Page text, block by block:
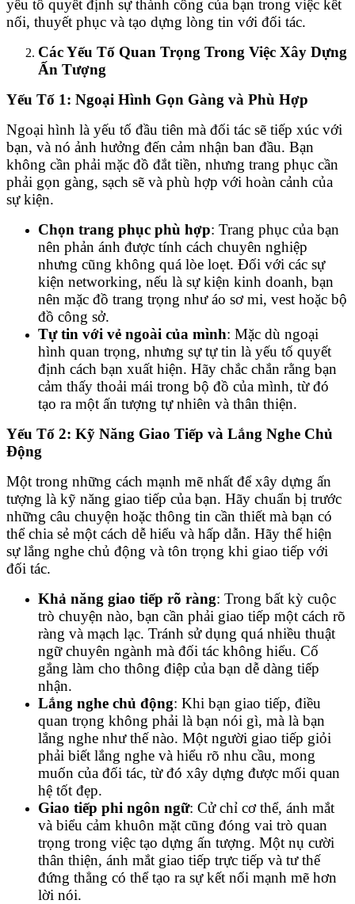
yếu tố quyết định sự thành công của bạn trong việc kết
nối, thuyết phục và tạo dựng lòng tin với đối tác.
Các Yếu Tố Quan Trọng Trong Việc Xây Dựng
Ấn Tượng
Yếu Tố 1: Ngoại Hình Gọn Gàng và Phù Hợp
Ngoại hình là yếu tố đầu tiên mà đối tác sẽ tiếp xúc với
bạn, và nó ảnh hưởng đến cảm nhận ban đầu. Bạn
không cần phải mặc đồ đắt tiền, nhưng trang phục cần
phải gọn gàng, sạch sẽ và phù hợp với hoàn cảnh của
sự kiện.
Chọn trang phục phù hợp: Trang phục của bạn
nên phản ánh được tính cách chuyên nghiệp
nhưng cũng không quá lòe loẹt. Đối với các sự
kiện networking, nếu là sự kiện kinh doanh, bạn
nên mặc đồ trang trọng như áo sơ mi, vest hoặc bộ
đồ công sở.
Tự tin với vẻ ngoài của mình: Mặc dù ngoại
hình quan trọng, nhưng sự tự tin là yếu tố quyết
định cách bạn xuất hiện. Hãy chắc chắn rằng bạn
cảm thấy thoải mái trong bộ đồ của mình, từ đó
tạo ra một ấn tượng tự nhiên và thân thiện.
Yếu Tố 2: Kỹ Năng Giao Tiếp và Lắng Nghe Chủ
Động
Một trong những cách mạnh mẽ nhất để xây dựng ấn
tượng là kỹ năng giao tiếp của bạn. Hãy chuẩn bị trước
những câu chuyện hoặc thông tin cần thiết mà bạn có
thể chia sẻ một cách dễ hiểu và hấp dẫn. Hãy thể hiện
sự lắng nghe chủ động và tôn trọng khi giao tiếp với
đối tác.
Khả năng giao tiếp rõ ràng: Trong bất kỳ cuộc
trò chuyện nào, bạn cần phải giao tiếp một cách rõ
ràng và mạch lạc. Tránh sử dụng quá nhiều thuật
ngữ chuyên ngành mà đối tác không hiểu. Cố
gắng làm cho thông điệp của bạn dễ dàng tiếp
nhận.
Lắng nghe chủ động: Khi bạn giao tiếp, điều
quan trọng không phải là bạn nói gì, mà là bạn
lắng nghe như thế nào. Một người giao tiếp giỏi
phải biết lắng nghe và hiểu rõ nhu cầu, mong
muốn của đối tác, từ đó xây dựng được mối quan
hệ tốt đẹp.
Giao tiếp phi ngôn ngữ: Cử chỉ cơ thể, ánh mắt
và biểu cảm khuôn mặt cũng đóng vai trò quan
trọng trong việc tạo dựng ấn tượng. Một nụ cười
thân thiện, ánh mắt giao tiếp trực tiếp và tư thế
đứng thẳng có thể tạo ra sự kết nối mạnh mẽ hơn
lời nói.